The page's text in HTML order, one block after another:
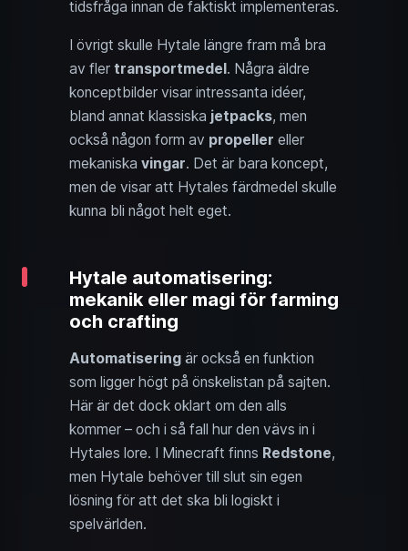
tidsfråga innan de faktiskt implementeras.
I övrigt skulle Hytale längre fram må bra
av fler transportmedel . Några äldre
konceptbilder visar intressanta idéer,
bland annat klassiska jetpacks, men
också någon form av propeller eller
mekaniska vingar. Det är bara koncept,
men de visar att Hytales färdmedel skulle
kunna bli något helt eget.
Hytale automatisering:
mekanik eller magi för farming
och crafting
Automatisering är också en funktion
som ligger högt på önskelistan på sajten.
Här är det dock oklart om den alls
kommer – och i så fall hur den vävs in i
Hytales lore. I Minecraft finns Redstone,
men Hytale behöver till slut sin egen
lösning för att det ska bli logiskt i
spelvärlden.